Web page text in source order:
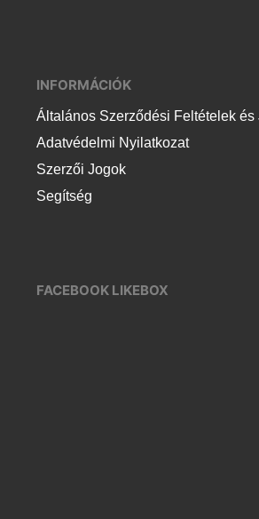
INFORMÁCIÓK
Általános Szerződési Feltételek és
Adatvédelmi Nyilatkozat
Szerzői Jogok
Segítség
FACEBOOK LIKEBOX